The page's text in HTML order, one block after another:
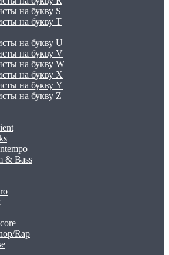
на букву S
на букву T
на букву U
на букву V
на букву W
на букву X
на букву Y
на букву Z
& Bass
Rap